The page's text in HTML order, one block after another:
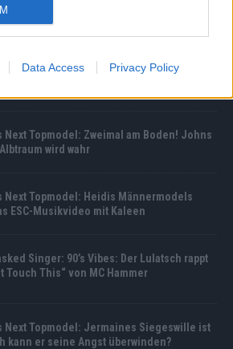
Data Access Privacy Policy
700 feiert Weltpremiere: Luxus-Power in
Next Topmodel: Zweimal am Boden! Johns
wird wahr
Next Topmodel: Heidis Männermodels
ESC-Musikvideo mit Kaleen
Singer: 90’s Vibes: Der Lulatsch rappt
Touch This“ von MC Hammer
Next Topmodel: Jermaines Siegeswille ist
kann er seine Angst überwinden?